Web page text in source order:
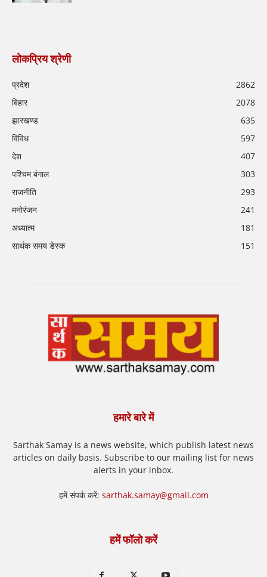
लोकप्रिय श्रेणी
प्रदेश
2862
बिहार
2078
झारखण्ड
635
विविध
597
देश
407
पश्चिम बंगाल
303
राजनीति
293
मनोरंजन
241
अध्यात्म
181
सार्थक समय डेस्क
151
हमारे बारे में
Sarthak Samay is a news website, which publish latest news
articles on daily basis. Subscribe to our mailing list for news
alerts in your inbox.
हमें संपर्क करें: sarthak.samay@gmail.com
हमें फॉलो करें